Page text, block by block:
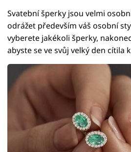
Svatební šperky jsou velmi
odrážet především váš osobní
vyberete jakékoli šperky,
abyste se ve svůj velký den cítila